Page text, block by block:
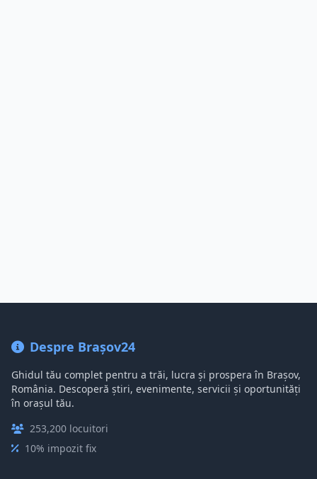
Despre Brașov24
Ghidul tău complet pentru a trăi, lucra și prospera în Brașov,
România. Descoperă știri, evenimente, servicii și oportunități
în orașul tău.
253,200 locuitori
10% impozit fix